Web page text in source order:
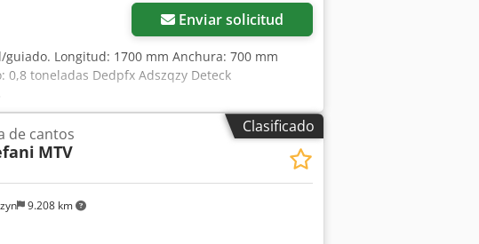
Enviar solicitud
Longitud: 1700 mm Anchura: 700 mm
0,8 toneladas Dedpfx Adszqzy Deteck
Clasificado
9.208 km
de cantos
MTV